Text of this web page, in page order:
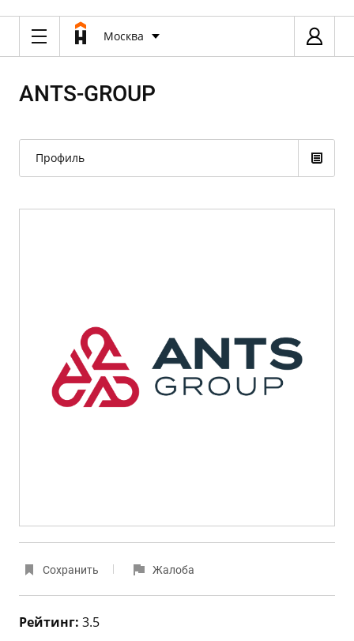
Москва
ANTS-GROUP
Профиль
Сохранить Жалоба
Рейтинг: 3.5